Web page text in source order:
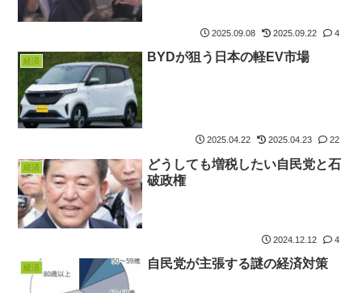
2025.09.08 2025.09.22 4
経済 BYDが狙う日本の軽EV市場
2025.04.22 2025.04.23 22
経済
どうしても増税したい自民党と石
破政権
2024.12.12 4
経済 自民党が主張する謎の経済対策